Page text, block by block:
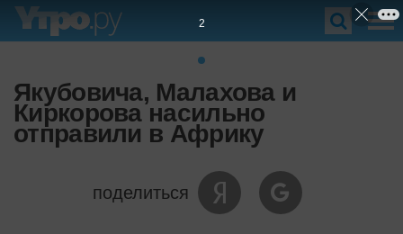
Якубовича, Малахова и
Киркорова насильно
отправили в Африку
поделиться
1